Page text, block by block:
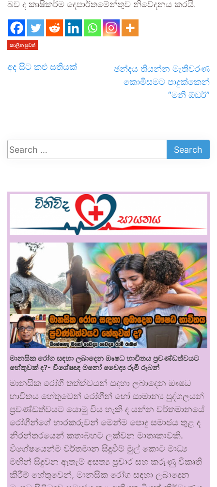
බව ද කෘෂිකර්ම දෙපාර්තමේන්තුව නිවේදනය කරයි.
කාලීන පුවත්
අද සිට කළු සතියක්
ඡන්දය තියන්න මැතිවරණ
කොමිසමට පාදුක්කෙන්
“මනි ඕඩර්”
මානසික රෝග සඳහා ලබාදෙන ඖෂධ භාවිතය ප්‍රචණ්ඩත්වයට
හේතුවක් ද?- විශේෂඥ මනෝ වෛද්‍ය රූමි රූබන්
මානසික රෝගී තත්ත්වයන් සඳහා ලබාදෙන ඖෂධ
භාවිතය හේතුවෙන් රෝගීන් හෝ සාමාන්‍ය පුද්ගලයන්
ප්‍රචණ්ඩත්වයට යොමු විය හැකි ද යන්න වර්තමානයේ
රෝගීන්ගේ භාරකරුවන් මෙන්ම පොදු සමාජය තුළ ද
නිරන්තරයෙන් කතාබහට ලක්වන මාතෘකාවකි.
විශේෂයෙන්ම වර්තමාන සිදුවීම් මුල් කොට මාධ්‍ය
මඟින් සිදුවන ඇතැම් අසත්‍ය ප්‍රචාර සහ කරුණු විකෘති
කිරීම් හේතුවෙන්, මානසික රෝග සඳහා ලබාදෙන